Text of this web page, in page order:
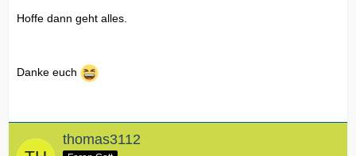
Hoffe dann geht alles.
Danke euch
thomas3112